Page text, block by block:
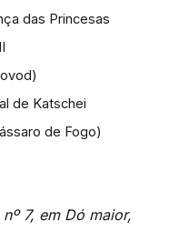
das Princesas
de Katschei
de Fogo)
7, em Dó maior,